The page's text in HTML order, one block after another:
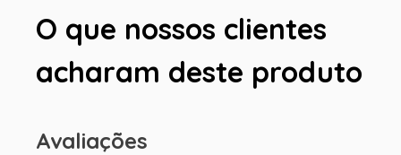
O que nossos clientes
acharam deste produto
Avaliações